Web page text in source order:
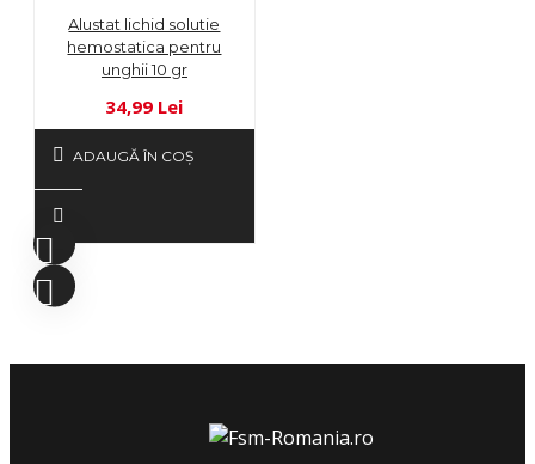
Alustat lichid solutie
hemostatica pentru
unghii 10 gr
34,99 Lei
ADAUGĂ ÎN COŞ